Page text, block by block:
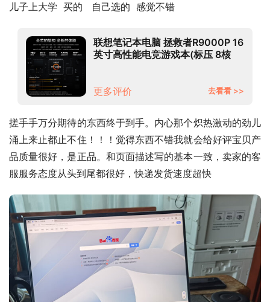
儿子上大学  买的   自己选的  感觉不错
联想笔记本电脑 拯救者R9000P 16
英寸高性能电竞游戏本(标压 8核
更多评价
去看看 >>
搓手手万分期待的东西终于到手。内心那个炽热激动的劲儿
涌上来止都止不住！！！觉得东西不错我就会给好评宝贝产
品质量很好，是正品。和页面描述写的基本一致，卖家的客
服服务态度从头到尾都很好，快递发货速度超快